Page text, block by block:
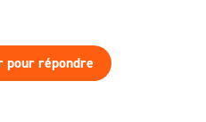
pour répondre